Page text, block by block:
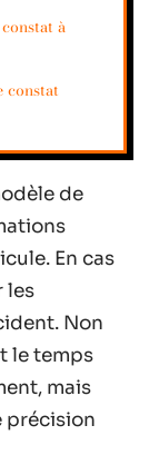
à
constat
de
En cas
les
Non
le temps
mais
précision